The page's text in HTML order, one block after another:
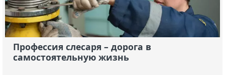
Профессия слесаря – дорога в
самостоятельную жизнь